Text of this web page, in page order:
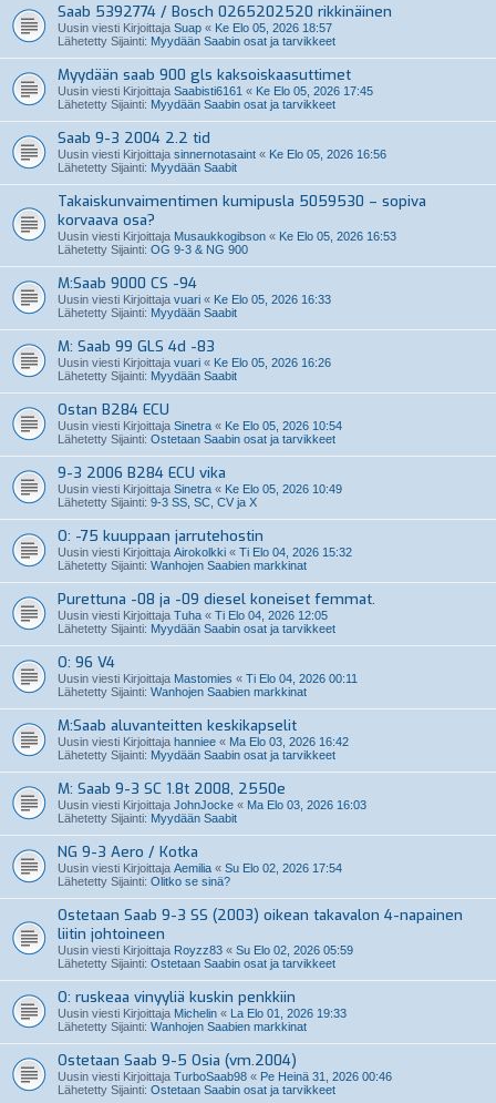
Saab 5392774 / Bosch 0265202520 rikkinäinen
Uusin viesti Kirjoittaja Suap « Ke Elo 05, 2026 18:57
Lähetetty Sijainti: Myydään Saabin osat ja tarvikkeet
Myydään saab 900 gls kaksoiskaasuttimet
Uusin viesti Kirjoittaja Saabisti6161 « Ke Elo 05, 2026 17:45
Lähetetty Sijainti: Myydään Saabin osat ja tarvikkeet
Saab 9-3 2004 2.2 tid
Uusin viesti Kirjoittaja sinnernotasaint « Ke Elo 05, 2026 16:56
Lähetetty Sijainti: Myydään Saabit
Takaiskunvaimentimen kumipusla 5059530 – sopiva
korvaava osa?
Uusin viesti Kirjoittaja Musaukkogibson « Ke Elo 05, 2026 16:53
Lähetetty Sijainti: OG 9-3 & NG 900
M:Saab 9000 CS -94
Uusin viesti Kirjoittaja vuari « Ke Elo 05, 2026 16:33
Lähetetty Sijainti: Myydään Saabit
M: Saab 99 GLS 4d -83
Uusin viesti Kirjoittaja vuari « Ke Elo 05, 2026 16:26
Lähetetty Sijainti: Myydään Saabit
Ostan B284 ECU
Uusin viesti Kirjoittaja Sinetra « Ke Elo 05, 2026 10:54
Lähetetty Sijainti: Ostetaan Saabin osat ja tarvikkeet
9-3 2006 B284 ECU vika
Uusin viesti Kirjoittaja Sinetra « Ke Elo 05, 2026 10:49
Lähetetty Sijainti: 9-3 SS, SC, CV ja X
O: -75 kuuppaan jarrutehostin
Uusin viesti Kirjoittaja Airokolkki « Ti Elo 04, 2026 15:32
Lähetetty Sijainti: Wanhojen Saabien markkinat
Purettuna -08 ja -09 diesel koneiset femmat.
Uusin viesti Kirjoittaja Tuha « Ti Elo 04, 2026 12:05
Lähetetty Sijainti: Myydään Saabin osat ja tarvikkeet
O: 96 V4
Uusin viesti Kirjoittaja Mastomies « Ti Elo 04, 2026 00:11
Lähetetty Sijainti: Wanhojen Saabien markkinat
M:Saab aluvanteitten keskikapselit
Uusin viesti Kirjoittaja hanniee « Ma Elo 03, 2026 16:42
Lähetetty Sijainti: Myydään Saabin osat ja tarvikkeet
M: Saab 9-3 SC 1.8t 2008, 2550e
Uusin viesti Kirjoittaja JohnJocke « Ma Elo 03, 2026 16:03
Lähetetty Sijainti: Myydään Saabit
NG 9-3 Aero / Kotka
Uusin viesti Kirjoittaja Aemilia « Su Elo 02, 2026 17:54
Lähetetty Sijainti: Olitko se sinä?
Ostetaan Saab 9-3 SS (2003) oikean takavalon 4-napainen
liitin johtoineen
Uusin viesti Kirjoittaja Royzz83 « Su Elo 02, 2026 05:59
Lähetetty Sijainti: Ostetaan Saabin osat ja tarvikkeet
O: ruskeaa vinyyliä kuskin penkkiin
Uusin viesti Kirjoittaja Michelin « La Elo 01, 2026 19:33
Lähetetty Sijainti: Wanhojen Saabien markkinat
Ostetaan Saab 9-5 Osia (vm.2004)
Uusin viesti Kirjoittaja TurboSaab98 « Pe Heinä 31, 2026 00:46
Lähetetty Sijainti: Ostetaan Saabin osat ja tarvikkeet